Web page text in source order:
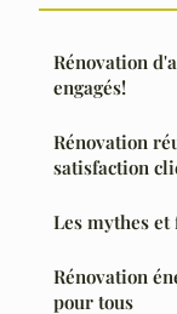
Rénovation
engagés!
Rénovation
satisfaction
Les mythes
Rénovation
pour tous